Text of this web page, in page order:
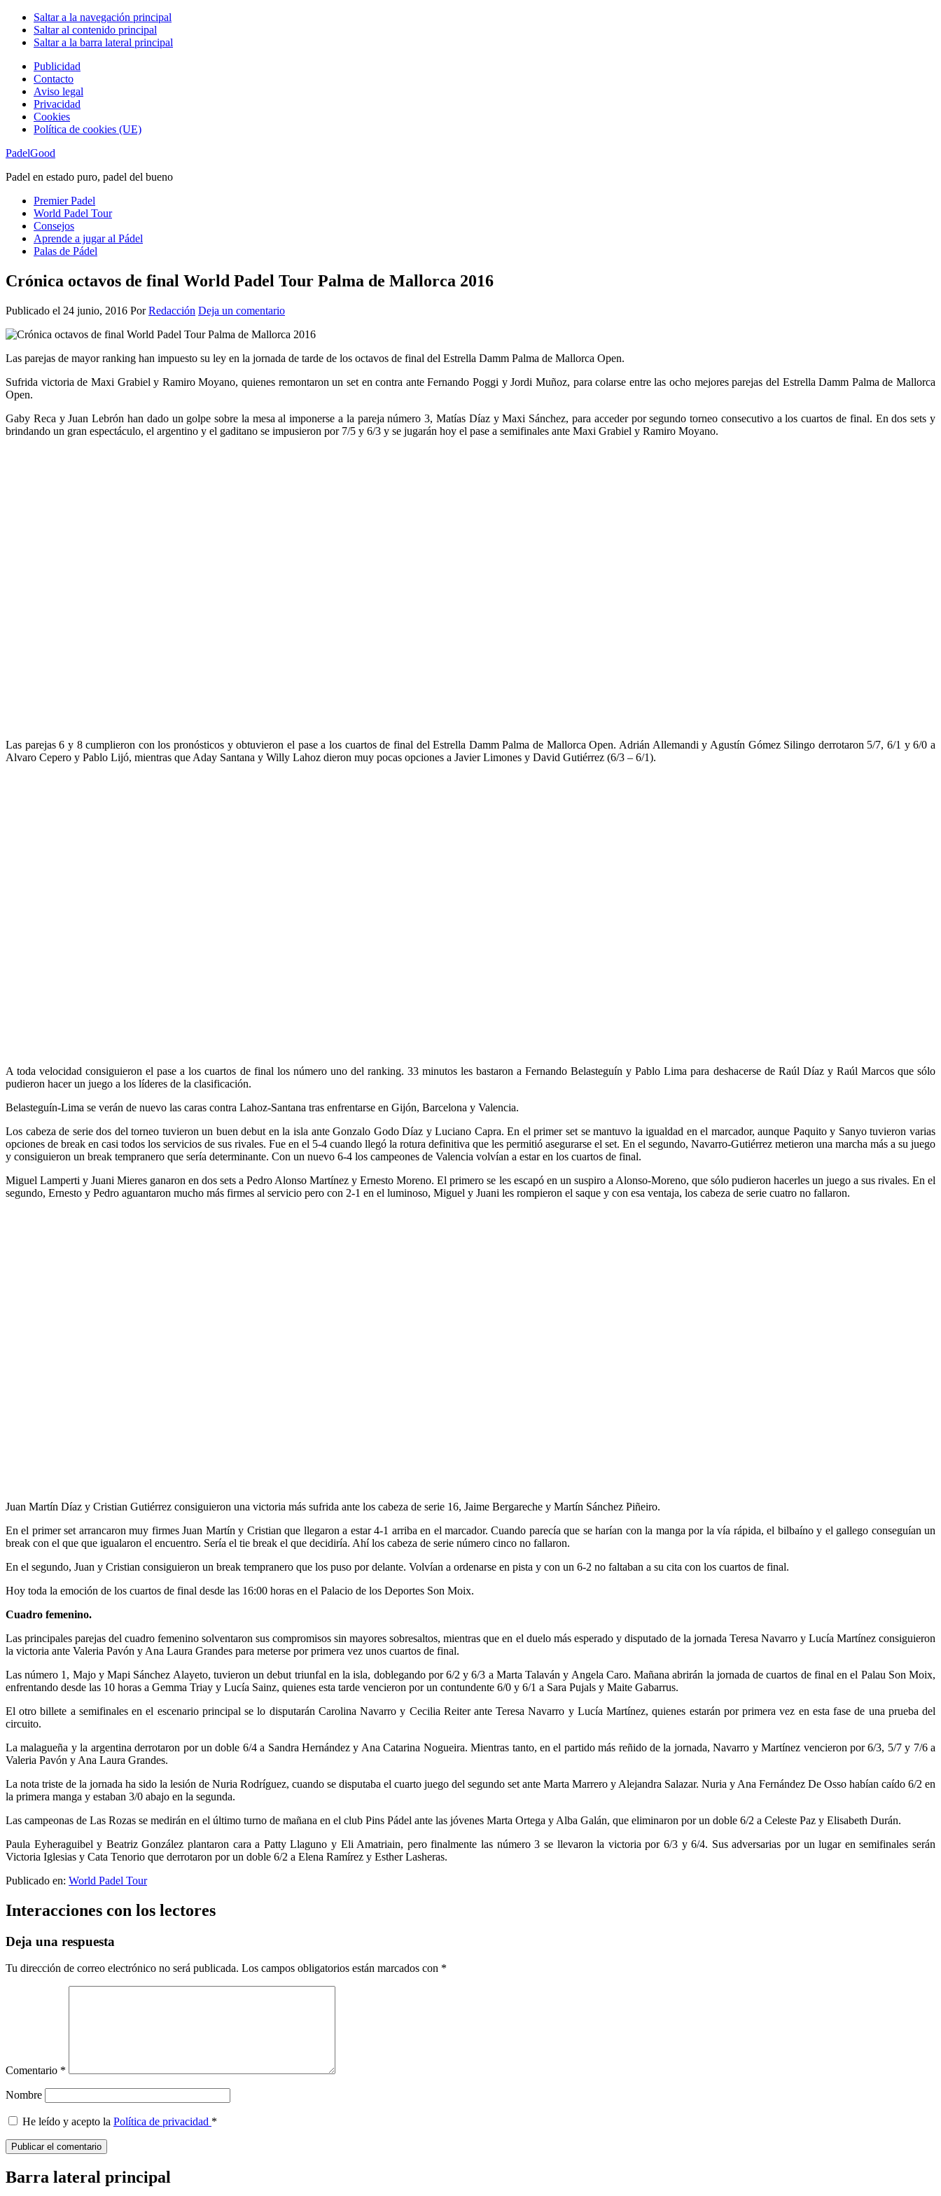
Saltar a la navegación principal
Saltar al contenido principal
Saltar a la barra lateral principal
Publicidad
Contacto
Aviso legal
Privacidad
Cookies
Política de cookies (UE)
PadelGood
Padel en estado puro, padel del bueno
Premier Padel
World Padel Tour
Consejos
Aprende a jugar al Pádel
Palas de Pádel
Crónica octavos de final World Padel Tour Palma de Mallorca 2016
Publicado el 24 junio, 2016 PorRedacción Deja un comentario
Las parejas de mayor ranking han impuesto su ley en la jornada de tarde de los octavos de final del Estrella Damm Palma de Mallorca Open.
Sufrida victoria de Maxi Grabiel y Ramiro Moyano, quienes remontaron un set en contra ante Fernando Poggi y Jordi Muñoz, para colarse entre las ocho mejores parejas del Estrella Damm Palma de Mallorca
Open.
Gaby Reca y Juan Lebrón han dado un golpe sobre la mesa al imponerse a la pareja número 3, Matías Díaz y Maxi Sánchez, para acceder por segundo torneo consecutivo a los cuartos de final. En dos sets y
brindando un gran espectáculo, el argentino y el gaditano se impusieron por 7/5 y 6/3 y se jugarán hoy el pase a semifinales ante Maxi Grabiel y Ramiro Moyano.
Las parejas 6 y 8 cumplieron con los pronósticos y obtuvieron el pase a los cuartos de final del Estrella Damm Palma de Mallorca Open. Adrián Allemandi y Agustín Gómez Silingo derrotaron 5/7, 6/1 y 6/0 a
Alvaro Cepero y Pablo Lijó, mientras que Aday Santana y Willy Lahoz dieron muy pocas opciones a Javier Limones y David Gutiérrez (6/3 – 6/1).
A toda velocidad consiguieron el pase a los cuartos de final los número uno del ranking. 33 minutos les bastaron a Fernando Belasteguín y Pablo Lima para deshacerse de Raúl Díaz y Raúl Marcos que sólo
pudieron hacer un juego a los líderes de la clasificación.
Belasteguín-Lima se verán de nuevo las caras contra Lahoz-Santana tras enfrentarse en Gijón, Barcelona y Valencia.
Los cabeza de serie dos del torneo tuvieron un buen debut en la isla ante Gonzalo Godo Díaz y Luciano Capra. En el primer set se mantuvo la igualdad en el marcador, aunque Paquito y Sanyo tuvieron varias
opciones de break en casi todos los servicios de sus rivales. Fue en el 5-4 cuando llegó la rotura definitiva que les permitió asegurarse el set. En el segundo, Navarro-Gutiérrez metieron una marcha más a su juego
y consiguieron un break tempranero que sería determinante. Con un nuevo 6-4 los campeones de Valencia volvían a estar en los cuartos de final.
Miguel Lamperti y Juani Mieres ganaron en dos sets a Pedro Alonso Martínez y Ernesto Moreno. El primero se les escapó en un suspiro a Alonso-Moreno, que sólo pudieron hacerles un juego a sus rivales. En el
segundo, Ernesto y Pedro aguantaron mucho más firmes al servicio pero con 2-1 en el luminoso, Miguel y Juani les rompieron el saque y con esa ventaja, los cabeza de serie cuatro no fallaron.
Juan Martín Díaz y Cristian Gutiérrez consiguieron una victoria más sufrida ante los cabeza de serie 16, Jaime Bergareche y Martín Sánchez Piñeiro.
En el primer set arrancaron muy firmes Juan Martín y Cristian que llegaron a estar 4-1 arriba en el marcador. Cuando parecía que se harían con la manga por la vía rápida, el bilbaíno y el gallego conseguían un
break con el que que igualaron el encuentro. Sería el tie break el que decidiría. Ahí los cabeza de serie número cinco no fallaron.
En el segundo, Juan y Cristian consiguieron un break tempranero que los puso por delante. Volvían a ordenarse en pista y con un 6-2 no faltaban a su cita con los cuartos de final.
Hoy toda la emoción de los cuartos de final desde las 16:00 horas en el Palacio de los Deportes Son Moix.
Cuadro femenino.
Las principales parejas del cuadro femenino solventaron sus compromisos sin mayores sobresaltos, mientras que en el duelo más esperado y disputado de la jornada Teresa Navarro y Lucía Martínez consiguieron
la victoria ante Valeria Pavón y Ana Laura Grandes para meterse por primera vez unos cuartos de final.
Las número 1, Majo y Mapi Sánchez Alayeto, tuvieron un debut triunfal en la isla, doblegando por 6/2 y 6/3 a Marta Talaván y Angela Caro. Mañana abrirán la jornada de cuartos de final en el Palau Son Moix,
enfrentando desde las 10 horas a Gemma Triay y Lucía Sainz, quienes esta tarde vencieron por un contundente 6/0 y 6/1 a Sara Pujals y Maite Gabarrus.
El otro billete a semifinales en el escenario principal se lo disputarán Carolina Navarro y Cecilia Reiter ante Teresa Navarro y Lucía Martínez, quienes estarán por primera vez en esta fase de una prueba del
circuito.
La malagueña y la argentina derrotaron por un doble 6/4 a Sandra Hernández y Ana Catarina Nogueira. Mientras tanto, en el partido más reñido de la jornada, Navarro y Martínez vencieron por 6/3, 5/7 y 7/6 a
Valeria Pavón y Ana Laura Grandes.
La nota triste de la jornada ha sido la lesión de Nuria Rodríguez, cuando se disputaba el cuarto juego del segundo set ante Marta Marrero y Alejandra Salazar. Nuria y Ana Fernández De Osso habían caído 6/2 en
la primera manga y estaban 3/0 abajo en la segunda.
Las campeonas de Las Rozas se medirán en el último turno de mañana en el club Pins Pádel ante las jóvenes Marta Ortega y Alba Galán, que eliminaron por un doble 6/2 a Celeste Paz y Elisabeth Durán.
Paula Eyheraguibel y Beatriz González plantaron cara a Patty Llaguno y Eli Amatriain, pero finalmente las número 3 se llevaron la victoria por 6/3 y 6/4. Sus adversarias por un lugar en semifinales serán
Victoria Iglesias y Cata Tenorio que derrotaron por un doble 6/2 a Elena Ramírez y Esther Lasheras.
Publicado en: World Padel Tour
Interacciones con los lectores
Deja una respuesta
Tu dirección de correo electrónico no será publicada. Los campos obligatorios están marcados con *
Comentario *
Nombre
He leído y acepto la Política de privacidad *
Barra lateral principal